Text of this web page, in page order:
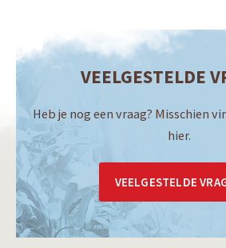
VEELGESTELDE
Heb je nog een vraag? Misschien
hier.
VEELGESTELDE